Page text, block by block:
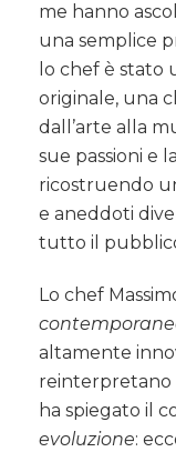
me hanno
una semplice
lo chef è stato
originale, una
dall’arte alla
sue passioni e
ricostruendo
e aneddoti
tutto il
Lo chef
altamente
reinterpretano
ha spiegato il
evoluzione: